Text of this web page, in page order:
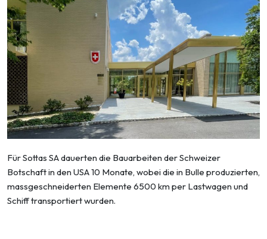
Für Sottas SA dauerten die Bauarbeiten der Schweizer
Botschaft in den USA 10 Monate, wobei die in Bulle produzierten,
massgeschneiderten Elemente 6500 km per Lastwagen und
Schiff transportiert wurden.